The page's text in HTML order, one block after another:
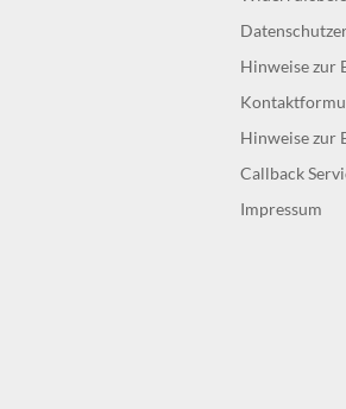
Hinweise zur
Hinweise zur
Callback
Impressum